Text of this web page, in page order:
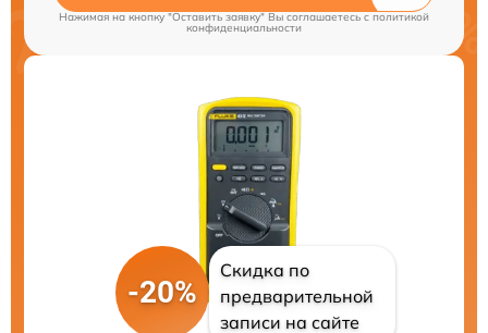
Нажимая на кнопку "Оставить заявку" Вы соглашаетесь cполитикой
конфиденциальности
-20%
Скидка по
предварительной
записи на сайте